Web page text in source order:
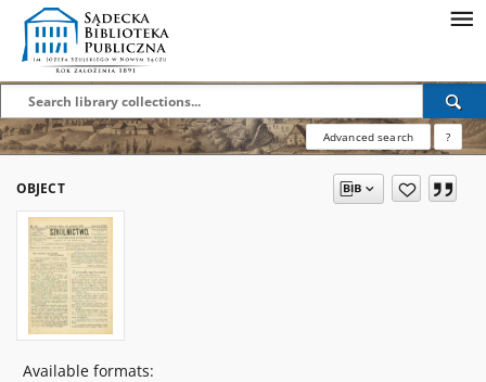
Advanced search ?
OBJECT
Available formats: